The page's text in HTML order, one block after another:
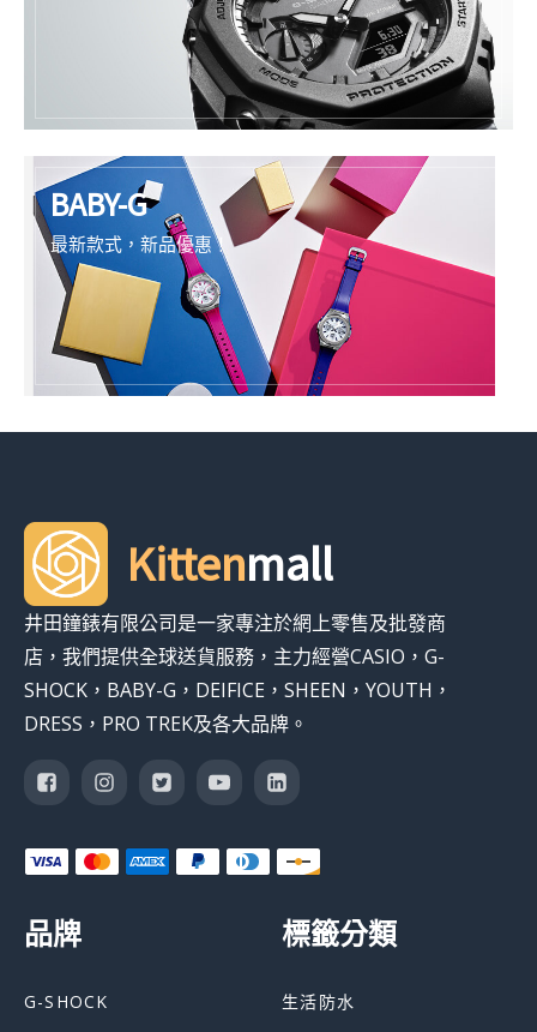
BABY-G
最新款式，新品優惠！
Kittenmall
井田鐘錶有限公司是一家專注於網上零售及批發商
店，我們提供全球送貨服務，主力經營CASIO，G-
SHOCK，BABY-G，DEIFICE，SHEEN，YOUTH，
DRESS，PRO TREK及各大品牌。
品牌
G-SHOCK
標籤分類
生活防水